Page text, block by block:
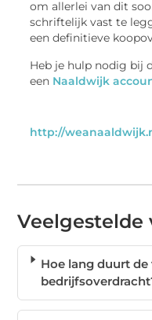
om allerlei van dit
schriftelijk vast te
een definitieve
Heb je hulp nodig bij
een Naaldwijk
http://
Veelgestelde
Hoe lang duurt